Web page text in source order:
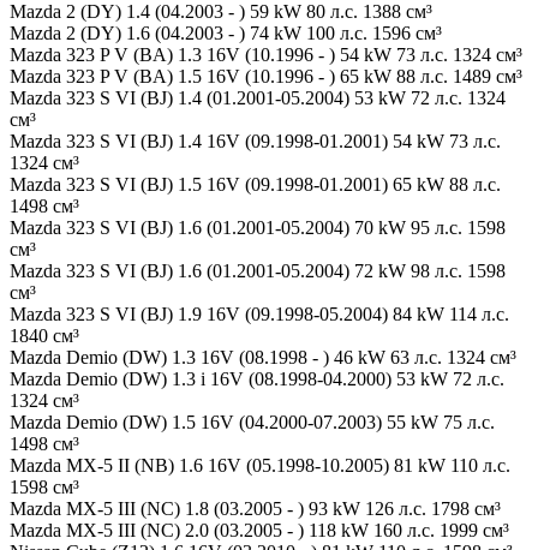
Mazda 2 (DY) 1.4 (04.2003 - ) 59 kW 80 л.с. 1388 см³
Mazda 2 (DY) 1.6 (04.2003 - ) 74 kW 100 л.с. 1596 см³
Mazda 323 P V (BA) 1.3 16V (10.1996 - ) 54 kW 73 л.с. 1324 см³
Mazda 323 P V (BA) 1.5 16V (10.1996 - ) 65 kW 88 л.с. 1489 см³
Mazda 323 S VI (BJ) 1.4 (01.2001-05.2004) 53 kW 72 л.с. 1324
см³
Mazda 323 S VI (BJ) 1.4 16V (09.1998-01.2001) 54 kW 73 л.с.
1324 см³
Mazda 323 S VI (BJ) 1.5 16V (09.1998-01.2001) 65 kW 88 л.с.
1498 см³
Mazda 323 S VI (BJ) 1.6 (01.2001-05.2004) 70 kW 95 л.с. 1598
см³
Mazda 323 S VI (BJ) 1.6 (01.2001-05.2004) 72 kW 98 л.с. 1598
см³
Mazda 323 S VI (BJ) 1.9 16V (09.1998-05.2004) 84 kW 114 л.с.
1840 см³
Mazda Demio (DW) 1.3 16V (08.1998 - ) 46 kW 63 л.с. 1324 см³
Mazda Demio (DW) 1.3 i 16V (08.1998-04.2000) 53 kW 72 л.с.
1324 см³
Mazda Demio (DW) 1.5 16V (04.2000-07.2003) 55 kW 75 л.с.
1498 см³
Mazda MX-5 II (NB) 1.6 16V (05.1998-10.2005) 81 kW 110 л.с.
1598 см³
Mazda MX-5 III (NC) 1.8 (03.2005 - ) 93 kW 126 л.с. 1798 см³
Mazda MX-5 III (NC) 2.0 (03.2005 - ) 118 kW 160 л.с. 1999 см³